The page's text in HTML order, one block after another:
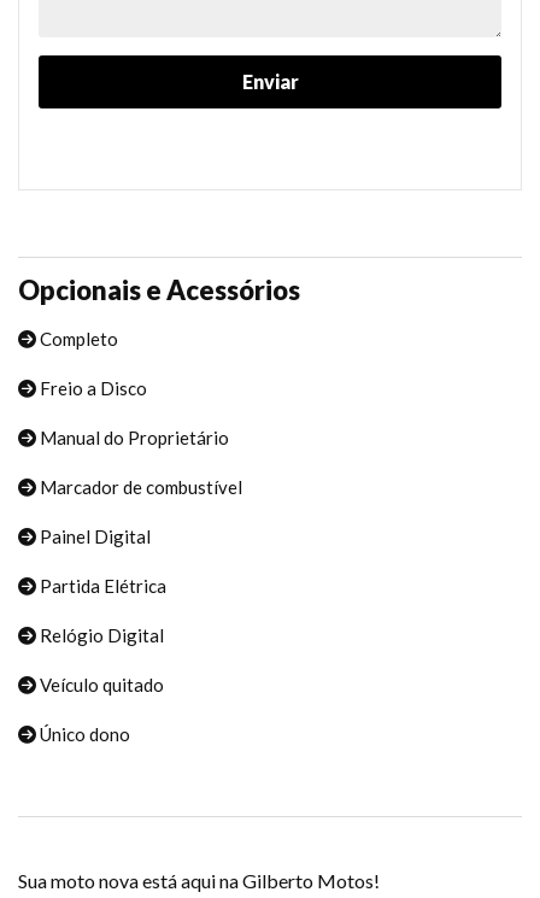
Opcionais e Acessórios
Completo
Freio a Disco
Manual do Proprietário
Marcador de combustível
Painel Digital
Partida Elétrica
Relógio Digital
Veículo quitado
Único dono
Sua moto nova está aqui na Gilberto Motos!